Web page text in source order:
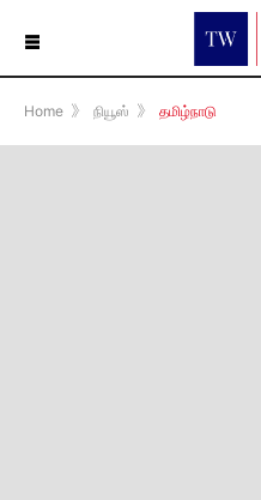
☰
Home 》 நியூஸ் 》 தமிழ்நாடு